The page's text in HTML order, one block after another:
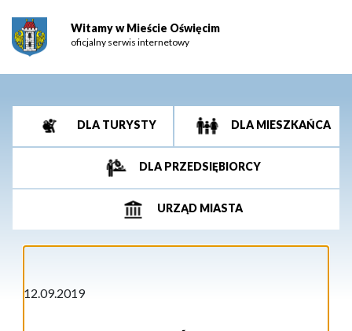
Witamy w Mieście Oświęcim
oficjalny serwis internetowy
DLA TURYSTY DLA MIESZKAŃCA
DLA PRZEDSIĘBIORCY
URZĄD MIASTA
12.09.2019